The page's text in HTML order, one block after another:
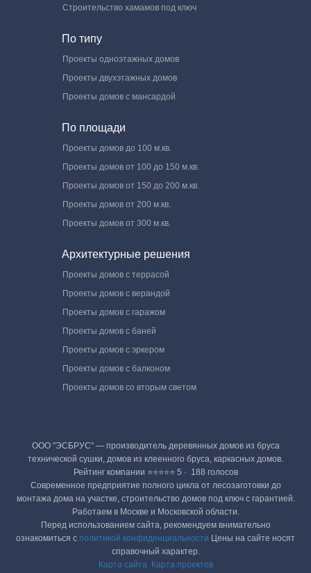
Строительство хамамов под ключ
По типу
Проекты одноэтажных домов
Проекты двухэтажных домов
Проекты домов с мансардой
По площади
Проекты домов до 100 м.кв.
Проекты домов от 100 до 150 м.кв.
Проекты домов от 150 до 200 м.кв.
Проекты домов от 200 м.кв.
Проекты домов от 300 м.кв.
Архитектурные решения
Проекты домов с террасой
Проекты домов с верандой
Проекты домов с гаражом
Проекты домов с баней
Проекты домов с эркером
Проекты домов с балконом
Проекты домов со вторым светом
ООО "ЭСБРУС" — производитель деревянных домов из бруса
технической сушки, домов из клеенного бруса, каркасных домов.
Рейтинг компании ⭐⭐⭐⭐⭐ 5 · ‎ 188 голосов
Современное предприятие полного цикла от лесозаготовки до
монтажа дома на участке, строительство домов под ключ с гарантией.
Работаем в Москве и Московской области.
Перед использованием сайта, рекомендуем внимательно
ознакомиться с политикой конфиденциальности Цены на сайте носят
справочный характер.
Карта сайта
Карта проектов